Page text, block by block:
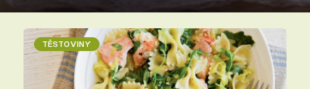
TĚSTOVINY